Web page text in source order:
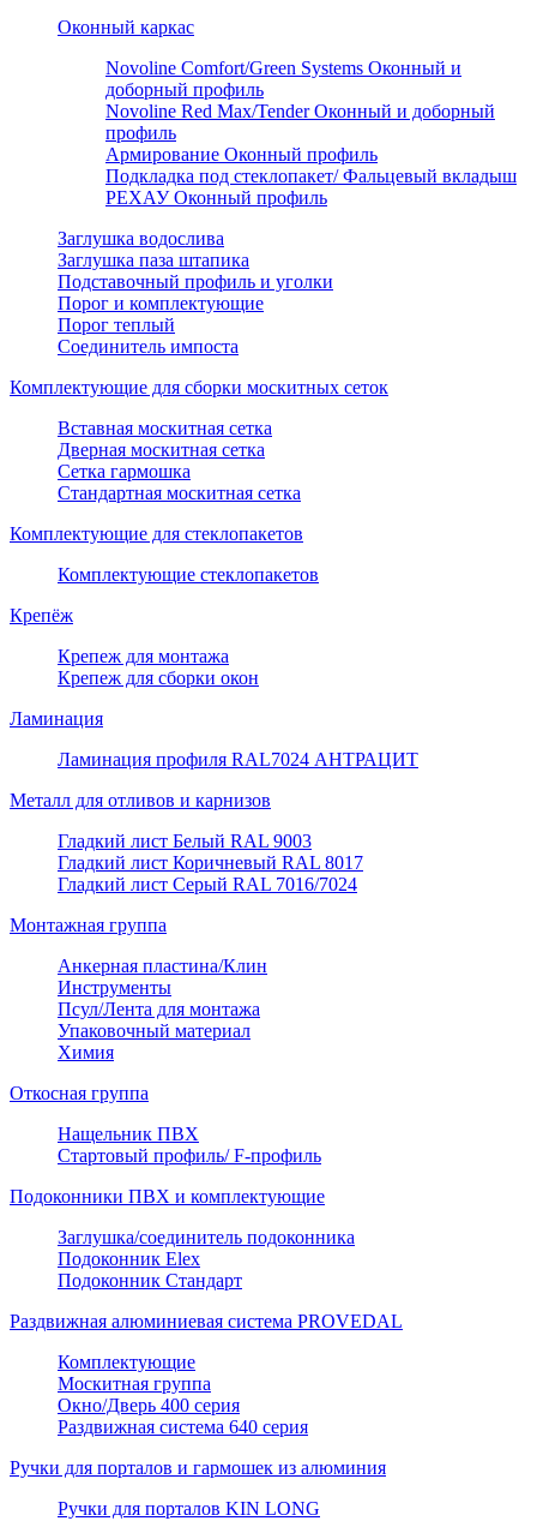
Оконный каркас
Novoline Comfort/Green Systems Оконный и
доборный профиль
Novoline Red Max/Tender Оконный и доборный
профиль
Армирование Оконный профиль
Подкладка под стеклопакет/ Фальцевый вкладыш
РЕХАУ Оконный профиль
Заглушка водослива
Заглушка паза штапика
Подставочный профиль и уголки
Порог и комплектующие
Порог теплый
Соединитель импоста
Комплектующие для сборки москитных сеток
Вставная москитная сетка
Дверная москитная сетка
Сетка гармошка
Стандартная москитная сетка
Комплектующие для стеклопакетов
Комплектующие стеклопакетов
Крепёж
Крепеж для монтажа
Крепеж для сборки окон
Ламинация
Ламинация профиля RAL7024 АНТРАЦИТ
Металл для отливов и карнизов
Гладкий лист Белый RAL 9003
Гладкий лист Коричневый RAL 8017
Гладкий лист Серый RAL 7016/7024
Монтажная группа
Анкерная пластина/Клин
Инструменты
Псул/Лента для монтажа
Упаковочный материал
Химия
Откосная группа
Нащельник ПВХ
Стартовый профиль/ F-профиль
Подоконники ПВХ и комплектующие
Заглушка/соединитель подоконника
Подоконник Elex
Подоконник Стандарт
Раздвижная алюминиевая система PROVEDAL
Комплектующие
Москитная группа
Окно/Дверь 400 серия
Раздвижная система 640 серия
Ручки для порталов и гармошек из алюминия
Ручки для порталов KIN LONG